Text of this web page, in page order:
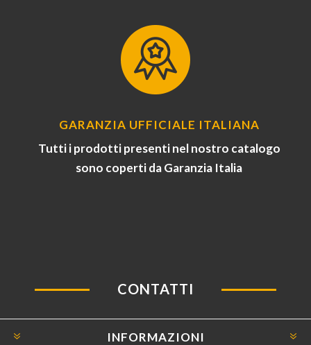
GARANZIA UFFICIALE ITALIANA
Tutti i prodotti presenti nel nostro catalogo
sono coperti da Garanzia Italia
CONTATTI
INFORMAZIONI